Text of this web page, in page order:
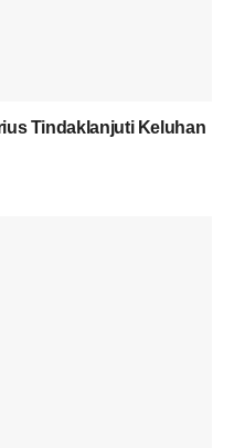
Tindaklanjuti Keluhan